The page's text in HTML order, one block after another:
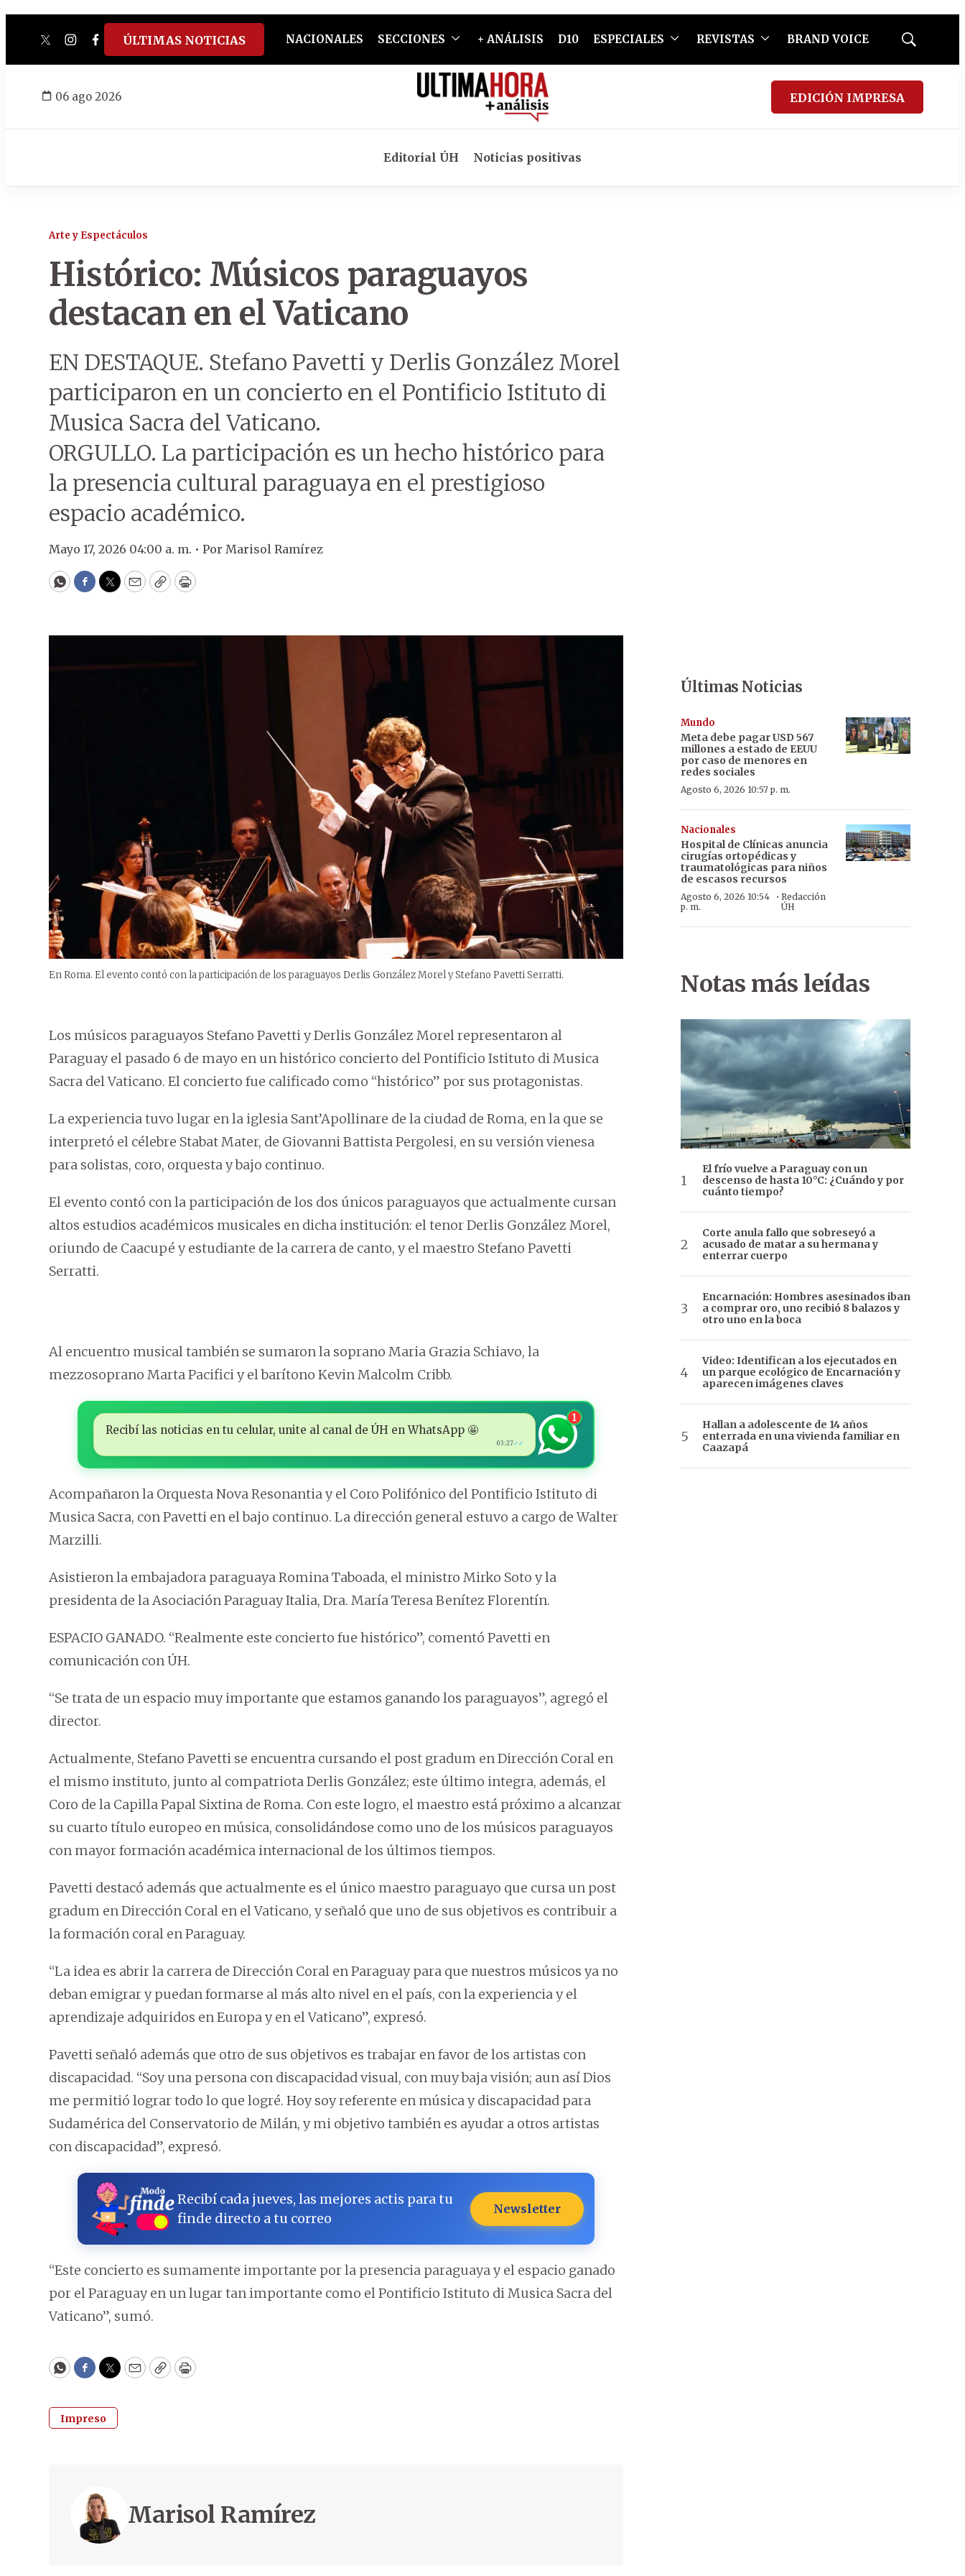
twitterinstagram
facebook
tiktokyoutube
spotify
ÚLTIMAS NOTICIAS NACIONALES SECCIONES + ANÁLISIS D10 ESPECIALES REVISTAS BRAND VOICE
Mostrar
06 ago 2026 EDICIÓN IMPRESA
Editorial ÚH Noticias positivas
Arte y Espectáculos
Histórico: Músicos paraguayos
destacan en el Vaticano
EN DESTAQUE. Stefano Pavetti y Derlis González Morel
participaron en un concierto en el Pontificio Istituto di
Musica Sacra del Vaticano.
ORGULLO. La participación es un hecho histórico para
la presencia cultural paraguaya en el prestigioso
espacio académico.
Mayo 17, 2026 04:00 a. m. • Por Marisol Ramírez
WhatsApp
Facebook
Twitter
EmailCopyPrint
En Roma. El evento contó con la participación de los paraguayos Derlis González Morel y Stefano Pavetti Serratti.
Los músicos paraguayos Stefano Pavetti y Derlis González Morel representaron al
Paraguay el pasado 6 de mayo en un histórico concierto del Pontificio Istituto di Musica
Sacra del Vaticano. El concierto fue calificado como “histórico” por sus protagonistas.
La experiencia tuvo lugar en la iglesia Sant’Apollinare de la ciudad de Roma, en la que se
interpretó el célebre Stabat Mater, de Giovanni Battista Pergolesi, en su versión vienesa
para solistas, coro, orquesta y bajo continuo.
El evento contó con la participación de los dos únicos paraguayos que actualmente cursan
altos estudios académicos musicales en dicha institución: el tenor Derlis González Morel,
oriundo de Caacupé y estudiante de la carrera de canto, y el maestro Stefano Pavetti
Serratti.
Al encuentro musical también se sumaron la soprano Maria Grazia Schiavo, la
mezzosoprano Marta Pacifici y el barítono Kevin Malcolm Cribb.
Recibí las noticias en tu celular, unite al canal de ÚH en WhatsApp 🤩
03:27✓✓
1
Acompañaron la Orquesta Nova Resonantia y el Coro Polifónico del Pontificio Istituto di
Musica Sacra, con Pavetti en el bajo continuo. La dirección general estuvo a cargo de Walter
Marzilli.
Asistieron la embajadora paraguaya Romina Taboada, el ministro Mirko Soto y la
presidenta de la Asociación Paraguay Italia, Dra. María Teresa Benítez Florentín.
ESPACIO GANADO. “Realmente este concierto fue histórico”, comentó Pavetti en
comunicación con ÚH.
“Se trata de un espacio muy importante que estamos ganando los paraguayos”, agregó el
director.
Actualmente, Stefano Pavetti se encuentra cursando el post gradum en Dirección Coral en
el mismo instituto, junto al compatriota Derlis González; este último integra, además, el
Coro de la Capilla Papal Sixtina de Roma. Con este logro, el maestro está próximo a alcanzar
su cuarto título europeo en música, consolidándose como uno de los músicos paraguayos
con mayor formación académica internacional de los últimos tiempos.
Pavetti destacó además que actualmente es el único maestro paraguayo que cursa un post
gradum en Dirección Coral en el Vaticano, y señaló que uno de sus objetivos es contribuir a
la formación coral en Paraguay.
“La idea es abrir la carrera de Dirección Coral en Paraguay para que nuestros músicos ya no
deban emigrar y puedan formarse al más alto nivel en el país, con la experiencia y el
aprendizaje adquiridos en Europa y en el Vaticano”, expresó.
Pavetti señaló además que otro de sus objetivos es trabajar en favor de los artistas con
discapacidad. “Soy una persona con discapacidad visual, con muy baja visión; aun así Dios
me permitió lograr todo lo que logré. Hoy soy referente en música y discapacidad para
Sudamérica del Conservatorio de Milán, y mi objetivo también es ayudar a otros artistas
con discapacidad”, expresó.
Recibí cada jueves, las mejores actis para tu
finde directo a tu correo
Newsletter
“Este concierto es sumamente importante por la presencia paraguaya y el espacio ganado
por el Paraguay en un lugar tan importante como el Pontificio Istituto di Musica Sacra del
Vaticano”, sumó.
WhatsApp
Facebook
Twitter
EmailCopyPrint
Impreso
Marisol Ramírez
Últimas Noticias
Mundo
Meta debe pagar USD 567
millones a estado de EEUU
por caso de menores en
redes sociales
Agosto 6, 2026 10:57 p. m.
Nacionales
Hospital de Clínicas anuncia
cirugías ortopédicas y
traumatológicas para niños
de escasos recursos
Agosto 6, 2026 10:54
p. m.
· Redacción
ÚH
Notas más leídas
El frío vuelve a Paraguay con un
descenso de hasta 10°C: ¿Cuándo y por
cuánto tiempo?
Corte anula fallo que sobreseyó a
acusado de matar a su hermana y
enterrar cuerpo
Encarnación: Hombres asesinados iban
a comprar oro, uno recibió 8 balazos y
otro uno en la boca
Video: Identifican a los ejecutados en
un parque ecológico de Encarnación y
aparecen imágenes claves
Hallan a adolescente de 14 años
enterrada en una vivienda familiar en
Caazapá